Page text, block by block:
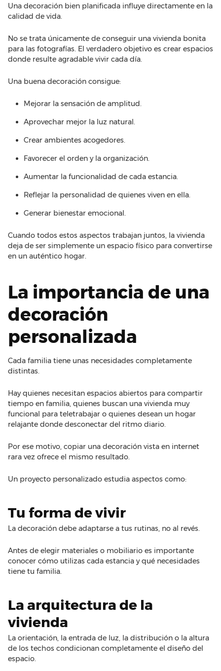
Una decoración bien planificada influye directamente en la
calidad de vida.
No se trata únicamente de conseguir una vivienda bonita
para las fotografías. El verdadero objetivo es crear espacios
donde resulte agradable vivir cada día.
Una buena decoración consigue:
Mejorar la sensación de amplitud.
Aprovechar mejor la luz natural.
Crear ambientes acogedores.
Favorecer el orden y la organización.
Aumentar la funcionalidad de cada estancia.
Reflejar la personalidad de quienes viven en ella.
Generar bienestar emocional.
Cuando todos estos aspectos trabajan juntos, la vivienda
deja de ser simplemente un espacio físico para convertirse
en un auténtico hogar.
La importancia de una
decoración
personalizada
Cada familia tiene unas necesidades completamente
distintas.
Hay quienes necesitan espacios abiertos para compartir
tiempo en familia, quienes buscan una vivienda muy
funcional para teletrabajar o quienes desean un hogar
relajante donde desconectar del ritmo diario.
Por ese motivo, copiar una decoración vista en internet
rara vez ofrece el mismo resultado.
Un proyecto personalizado estudia aspectos como:
Tu forma de vivir
La decoración debe adaptarse a tus rutinas, no al revés.
Antes de elegir materiales o mobiliario es importante
conocer cómo utilizas cada estancia y qué necesidades
tiene tu familia.
La arquitectura de la
vivienda
La orientación, la entrada de luz, la distribución o la altura
de los techos condicionan completamente el diseño del
espacio.